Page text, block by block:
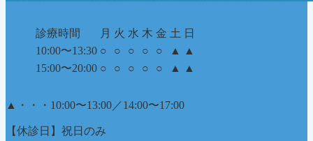
診療時間 月 火 水 木 金 土 日
10:00〜13:30 ○ ○ ○ ○ ○ ▲
▲
15:00〜20:00 ○ ○ ○ ○ ○ ▲ ▲
▲ ・・・10:00〜13:00／14:00〜17:00
【休診日】祝日のみ